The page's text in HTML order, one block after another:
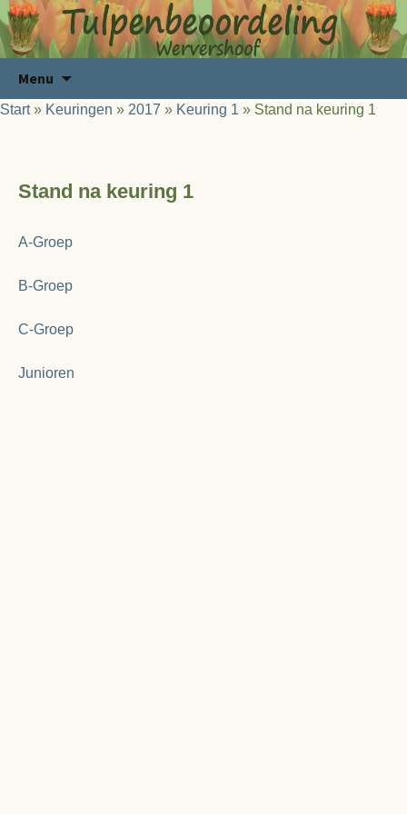
Menu
de
Start» Keuringen » 2017 » Keuring 1 » Stand na keuring 1
Stand na keuring 1
A-Groep
B-Groep
C-Groep
Junioren